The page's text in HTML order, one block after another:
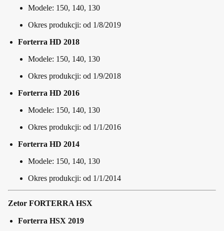
Modele: 150, 140, 130
Okres produkcji: od 1/8/2019
Forterra HD 2018
Modele: 150, 140, 130
Okres produkcji: od 1/9/2018
Forterra HD 2016
Modele: 150, 140, 130
Okres produkcji: od 1/1/2016
Forterra HD 2014
Modele: 150, 140, 130
Okres produkcji: od 1/1/2014
Zetor FORTERRA HSX
Forterra HSX 2019